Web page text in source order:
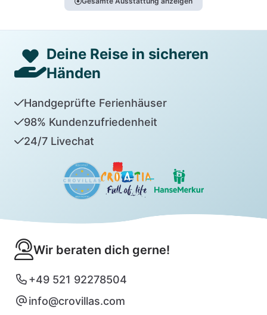
Deine Reise in sicheren
Händen
Handgeprüfte Ferienhäuser
98% Kundenzufriedenheit
24/7 Livechat
Wir beraten dich gerne!
+49 521 92278504
info@crovillas.com